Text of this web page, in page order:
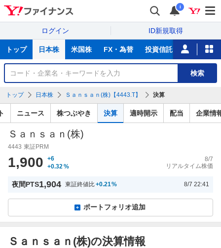
i
ログイン ID新規取得
サ
トップ 日本株 米国株 FX・為替 投資信託 ニュース
銘
検
検索
トップ 日本株 Ｓａｎｓａｎ(株)【4443.T】 決算
ニュース 株つぶやき 決算 適時開示 配当 企業情
Ｓａｎｓａｎ(株)
4443 東証PRM
1,900
+6
+0.32 %
8/7
リアルタイム株価
夜間PTS1,904 東証終値比+0.21% 8/7 22:41
ポートフォリオ追加
Ｓａｎｓａｎ(株)の決算情報